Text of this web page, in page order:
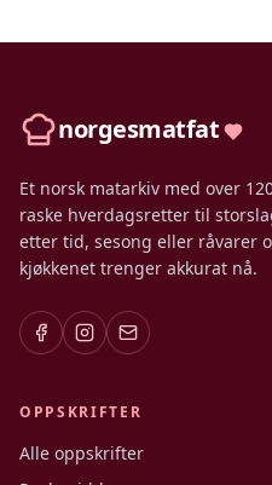
norgesmatfat
Et norsk matarkiv med over
raske hverdagsretter til
etter tid, sesong eller råvarer
kjøkkenet trenger akkurat nå.
OPPSKRIFTER
Alle oppskrifter